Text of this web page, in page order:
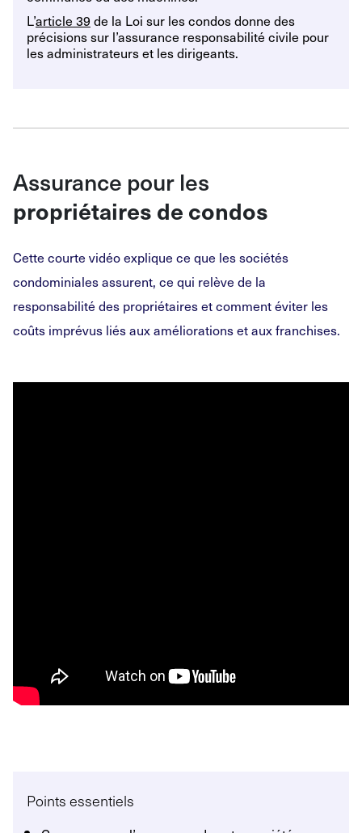
L’article 39 de la Loi sur les condos donne des
précisions sur l’assurance responsabilité civile pour
les administrateurs et les dirigeants.
Assurance pour les
propriétaires de condos
Cette courte vidéo explique ce que les sociétés
condominiales assurent, ce qui relève de la
responsabilité des propriétaires et comment éviter les
coûts imprévus liés aux améliorations et aux franchises.
Points essentiels